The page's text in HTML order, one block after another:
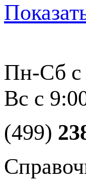
Пн-Сб с
Вс с
(499)